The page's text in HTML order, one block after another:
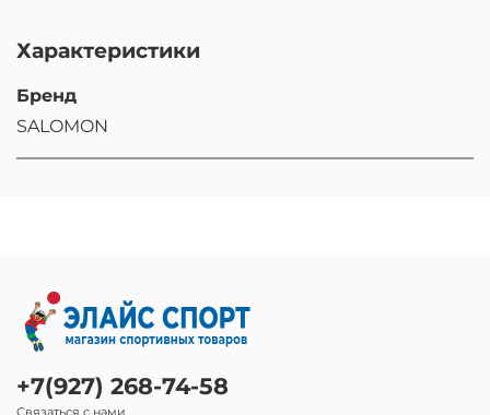
Характеристики
Бренд
SALOMON
+7(927) 268-74-58